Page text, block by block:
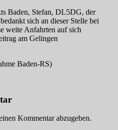
Baden, Stefan, DL5DG, der
sich an dieser Stelle bei
weite Anfahrten auf sich
am Gelingen
Baden-RS)
Kommentar abzugeben.